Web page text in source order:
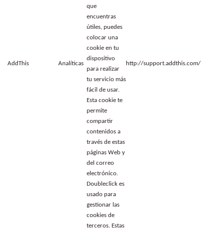
AddThis Analíticas
que
encuentras
útiles, puedes
colocar una
cookie en tu
dispositivo
para realizar
tu servicio más
fácil de usar.
Esta cookie te
permite
compartir
contenidos a
través de estas
páginas Web y
del correo
electrónico.
http://support.addthis.com/
Doubleclick es
usado para
gestionar las
cookies de
terceros. Estas